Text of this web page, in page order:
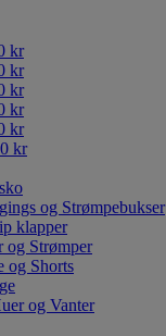
kr
kr
kr
kr
kr
kr
og Strømpebukser
klapper
og Strømper
og Shorts
og Vanter